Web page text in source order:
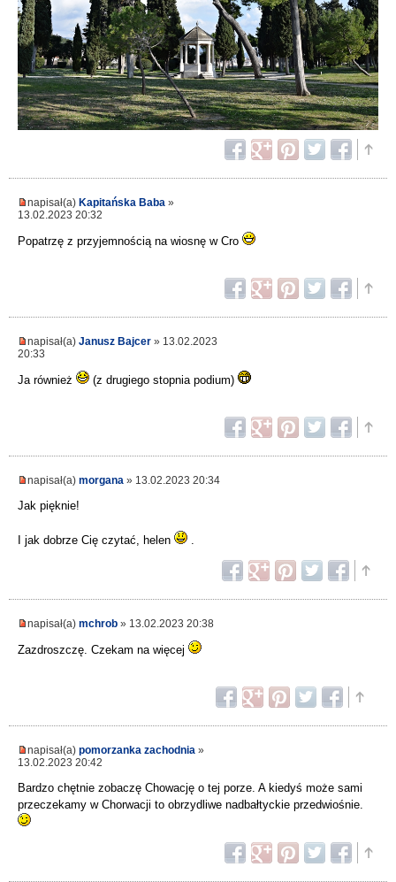
napisał(a) Kapitańska Baba »
13.02.2023 20:32
Popatrzę z przyjemnością na wiosnę w Cro
napisał(a) Janusz Bajcer » 13.02.2023
20:33
Ja również (z drugiego stopnia podium)
napisał(a) morgana » 13.02.2023 20:34
Jak pięknie!
I jak dobrze Cię czytać, helen .
napisał(a) mchrob » 13.02.2023 20:38
Zazdroszczę. Czekam na więcej
napisał(a) pomorzanka zachodnia »
13.02.2023 20:42
Bardzo chętnie zobaczę Chowację o tej porze. A kiedyś może sami
przeczekamy w Chorwacji to obrzydliwe nadbałtyckie przedwiośnie.